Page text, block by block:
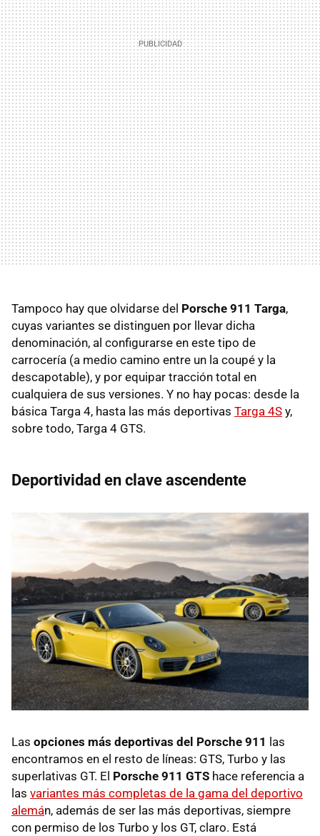
Tampoco hay que olvidarse del Porsche 911 Targa,
cuyas variantes se distinguen por llevar dicha
denominación, al configurarse en este tipo de
carrocería (a medio camino entre un la coupé y la
descapotable), y por equipar tracción total en
cualquiera de sus versiones. Y no hay pocas: desde la
básica Targa 4, hasta las más deportivas Targa 4S y,
sobre todo, Targa 4 GTS.
Deportividad en clave ascendente
Las opciones más deportivas del Porsche 911 las
encontramos en el resto de líneas: GTS, Turbo y las
superlativas GT. El Porsche 911 GTS hace referencia a
las variantes más completas de la gama del deportivo
alemán, además de ser las más deportivas, siempre
con permiso de los Turbo y los GT, claro. Está